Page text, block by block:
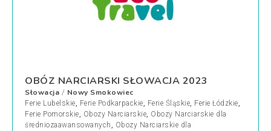
OBÓZ NARCIARSKI SŁOWACJA 2023
Słowacja / Nowy Smokowiec
Ferie Lubelskie, Ferie Podkarpackie, Ferie Śląskie, Ferie Łódzkie,
Ferie Pomorskie, Obozy Narciarskie, Obozy Narciarskie dla
średniozaawansowanych , Obozy Narciarskie dla